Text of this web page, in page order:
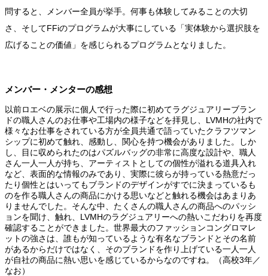
問すると、メンバー全員が挙手。何事も体験してみることの大切
さ、そしてFFiのプログラムが大事にしている「実体験から選択肢を
広げることの価値」を感じられるプログラムとなりました。
メンバー・メンターの感想
以前ロエベの展示に個人で行った際に初めてラグジュアリーブラン
ドの職人さんのお仕事や工場内の様子などを拝見し、LVMHの社内で
様々なお仕事をされている方が全員共通で語っていたクラフツマン
シップに初めて触れ、感動し、関心を持つ機会がありました。しか
し、目に収められたのはパズルバッグの非常に高度な設計や、職人
さん一人一人が持ち、アーティストとしての個性が溢れる道具入れ
など、表面的な情報のみであり、実際に彼らが持っている熱意だっ
たり個性とはいってもブランドのデザインがすでに決まっているも
のを作る職人さんの商品にかける思いなどと触れる機会はあまりあ
りませんでした。そんな中、たくさんの職人さんの商品へのパッシ
ョンを聞け、触れ、LVMHのラグジュアリーへの熱いこだわりを再度
確認することができました。世界最大のファッションコングロマレ
ットの強さは、誰もが知っているような有名なブランドとその名前
があるからだけではなく、そのブランドを作り上げている一人一人
が自社の商品に熱い思いを感じているからなのですね。（高校3年／
なお）